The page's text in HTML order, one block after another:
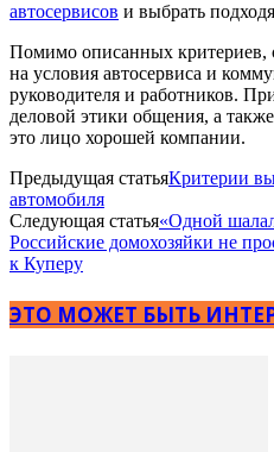
автосервисов и выбрать
Помимо описанных критериев,
на условия автосервиса и
руководителя и работников.
деловой этики общения, а
это лицо хорошей компании.
Предыдущая статьяКритерии
автомобиля
Следующая статья«Одной
Российские домохозяйки не
к Куперу
ЭТО МОЖЕТ БЫТЬ